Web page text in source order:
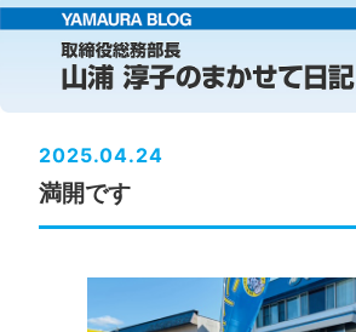
2025.04.24
満開です